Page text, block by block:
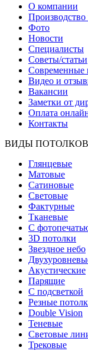
О компании
Производство
Фото
Новости
Специалисты
Советы/статьи
Современные
Видео и
Вакансии
Заметки от
Оплата
Контакты
ВИДЫ ПОТОЛКОВ
Глянцевые
Матовые
Сатиновые
Световые
Фактурные
Тканевые
С
3D потолки
Звездное небо
Акустические
Парящие
С подсветкой
Резные
Double Vision
Теневые
Световые
Трековые